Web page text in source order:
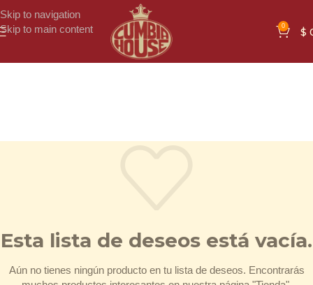
Skip to navigation
Skip to main content
0 $
Esta lista de deseos está vacía.
Aún no tienes ningún producto en tu lista de deseos. Encontrarás